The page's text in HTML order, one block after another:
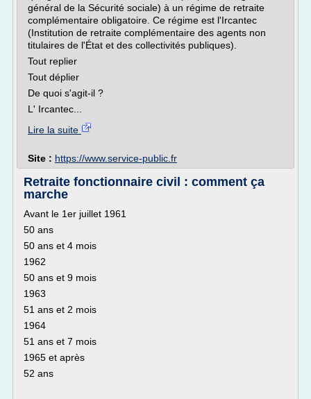
général de la Sécurité sociale) à un régime de retraite
complémentaire obligatoire. Ce régime est l'Ircantec
(Institution de retraite complémentaire des agents non
titulaires de l'État et des collectivités publiques).
Tout replier
Tout déplier
De quoi s'agit-il ?
L' Ircantec...
Lire la suite
Site : https://www.service-public.fr
Retraite fonctionnaire civil : comment ça
marche
Avant le 1er juillet 1961
50 ans
50 ans et 4 mois
1962
50 ans et 9 mois
1963
51 ans et 2 mois
1964
51 ans et 7 mois
1965 et après
52 ans